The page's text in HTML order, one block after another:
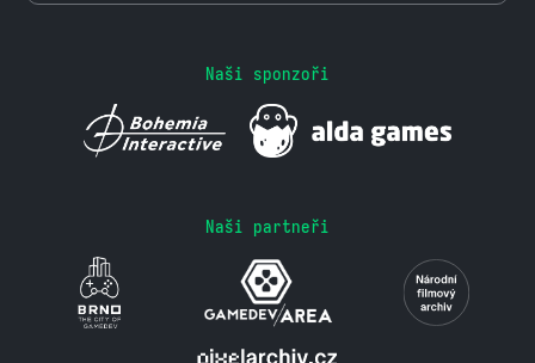
Naši sponzoři
Naši partneři